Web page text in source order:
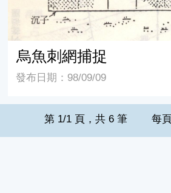
烏魚刺網捕捉
發布日期：98/09/09
第 1/1 頁，共 6 筆 每頁